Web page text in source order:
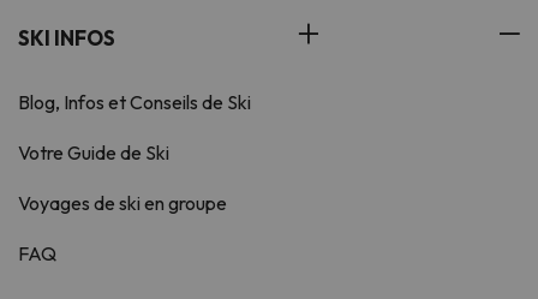
SKI INFOS
Blog, Infos et Conseils de Ski
Votre Guide de Ski
Voyages de ski en groupe
FAQ